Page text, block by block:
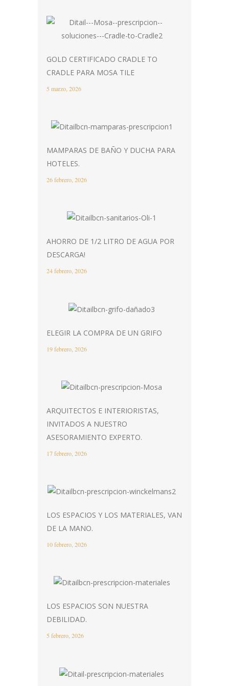
GOLD CERTIFICADO CRADLE TO
CRADLE PARA MOSA TILE
5 marzo, 2026
MAMPARAS DE BAÑO Y DUCHA PARA
HOTELES.
26 febrero, 2026
AHORRO DE 1/2 LITRO DE AGUA POR
DESCARGA!
24 febrero, 2026
ELEGIR LA COMPRA DE UN GRIFO
19 febrero, 2026
ARQUITECTOS E INTERIORISTAS,
INVITADOS A NUESTRO
ASESORAMIENTO EXPERTO.
17 febrero, 2026
LOS ESPACIOS Y LOS MATERIALES, VAN
DE LA MANO.
10 febrero, 2026
LOS ESPACIOS SON NUESTRA
DEBILIDAD.
5 febrero, 2026